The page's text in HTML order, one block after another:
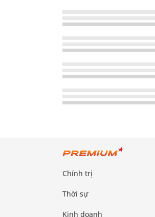
Chính trị
Thời sự
Kinh doanh